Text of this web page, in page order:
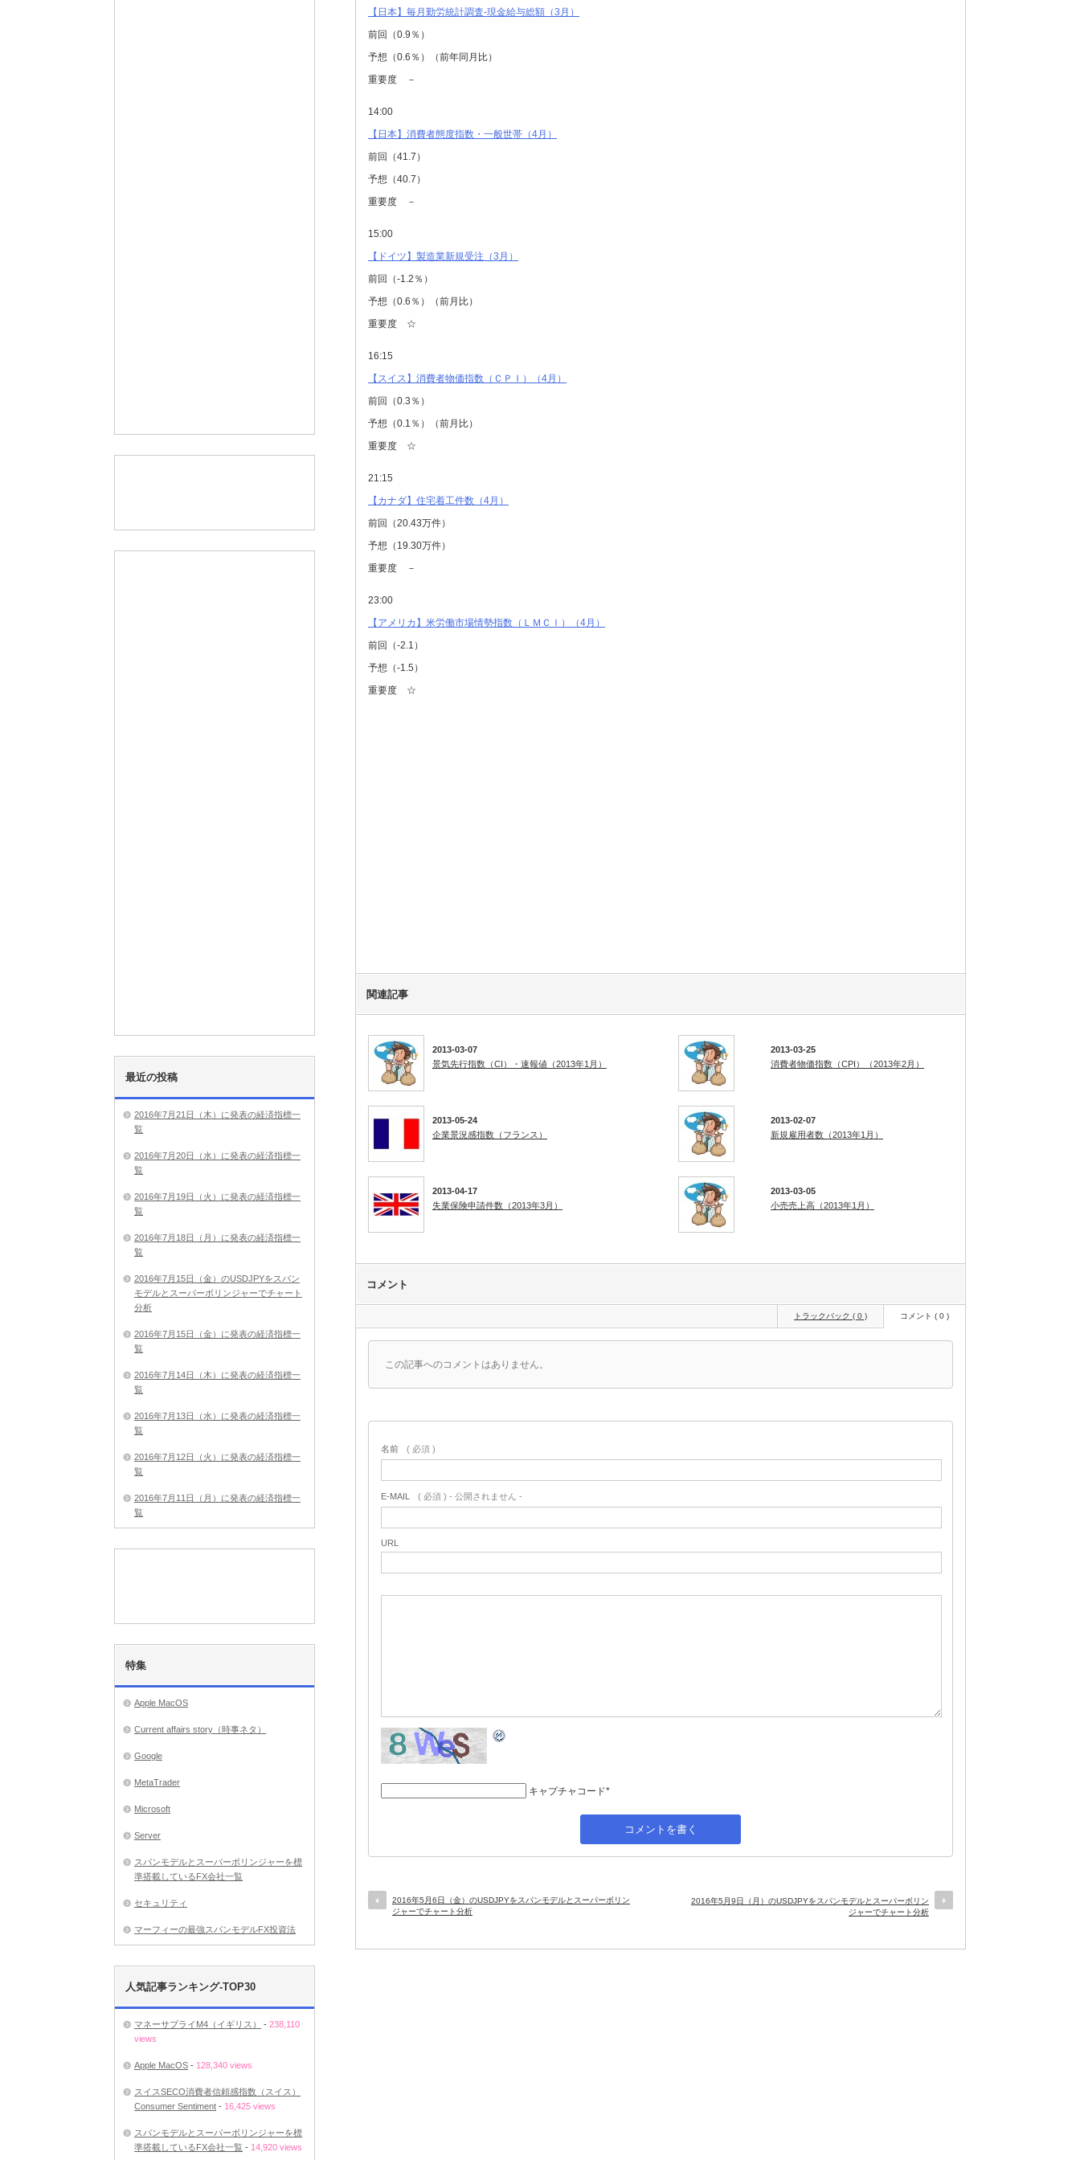
【日本】毎月勤労統計調査-現金給与総額（3月）
前回（0.9％）
予想（0.6％）（前年同月比）
重要度 －
14:00
【日本】消費者態度指数・一般世帯（4月）
前回（41.7）
予想（40.7）
重要度 －
15:00
【ドイツ】製造業新規受注（3月）
前回（-1.2％）
予想（0.6％）（前月比）
重要度 ☆
16:15
【スイス】消費者物価指数（ＣＰＩ）（4月）
前回（0.3％）
予想（0.1％）（前月比）
重要度 ☆
21:15
【カナダ】住宅着工件数（4月）
前回（20.43万件）
予想（19.30万件）
重要度 －
23:00
【アメリカ】米労働市場情勢指数（ＬＭＣＩ）（4月）
前回（-2.1）
予想（-1.5）
重要度 ☆
関連記事
2013-03-07
景気先行指数（CI）・速報値（2013年1月）
2013-03-25
消費者物価指数（CPI）（2013年2月）
2013-05-24
企業景況感指数（フランス）
2013-02-07
新規雇用者数（2013年1月）
2013-04-17
失業保険申請件数（2013年3月）
2013-03-05
小売売上高（2013年1月）
コメント
トラックバック ( 0 ) コメント ( 0 )
この記事へのコメントはありません。
名前 ( 必須 )
E-MAIL ( 必須 ) - 公開されません -
URL
キャプチャコード*
2016年5月6日（金）のUSDJPYをスパンモデルとスーパーボリン
ジャーでチャート分析
2016年5月9日（月）のUSDJPYをスパンモデルとスーパーボリン
ジャーでチャート分析
最近の投稿
2016年7月21日（木）に発表の経済指標一
覧
2016年7月20日（水）に発表の経済指標一
覧
2016年7月19日（火）に発表の経済指標一
覧
2016年7月18日（月）に発表の経済指標一
覧
2016年7月15日（金）のUSDJPYをスパン
モデルとスーパーボリンジャーでチャート
分析
2016年7月15日（金）に発表の経済指標一
覧
2016年7月14日（木）に発表の経済指標一
覧
2016年7月13日（水）に発表の経済指標一
覧
2016年7月12日（火）に発表の経済指標一
覧
2016年7月11日（月）に発表の経済指標一
覧
特集
Apple MacOS
Current affairs story（時事ネタ）
Google
MetaTrader
Microsoft
Server
スパンモデルとスーパーボリンジャーを標
準搭載しているFX会社一覧
セキュリティ
マーフィーの最強スパンモデルFX投資法
人気記事ランキング-TOP30
マネーサプライM4（イギリス） - 238,110
views
Apple MacOS - 128,340 views
スイスSECO消費者信頼感指数（スイス）
Consumer Sentiment - 16,425 views
スパンモデルとスーパーボリンジャーを標
準搭載しているFX会社一覧 - 14,920 views